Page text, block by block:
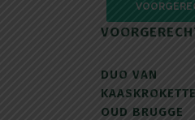
DUO VAN
OUD BRUGGE